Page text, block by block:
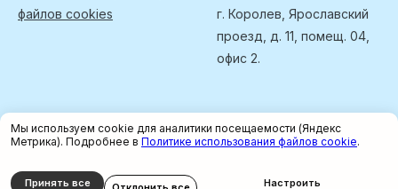
файлов cookies
г. Королев, Ярославский
проезд, д. 11, помещ. 04,
офис 2.
Мы используем cookie для аналитики посещаемости (Яндекс
Метрика). Подробнее в Политике использования файлов cookie.
Принять все Настроить
Made on